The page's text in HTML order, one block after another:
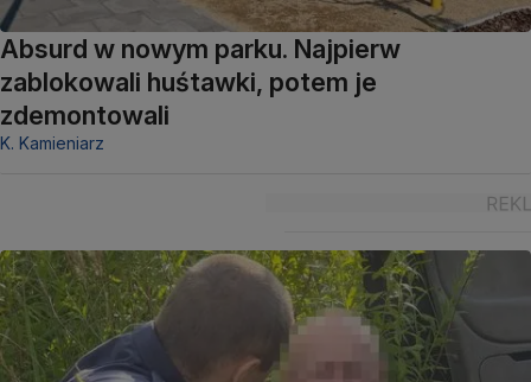
Absurd w nowym parku. Najpierw
zablokowali huśtawki, potem je
zdemontowali
K. Kamieniarz